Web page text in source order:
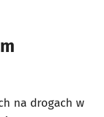
na drogach w